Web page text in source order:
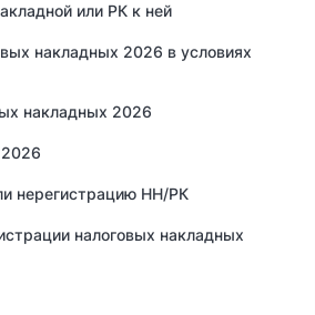
или РК к ней
накладных 2026 в условиях
накладных 2026
нерегистрацию НН/РК
налоговых накладных